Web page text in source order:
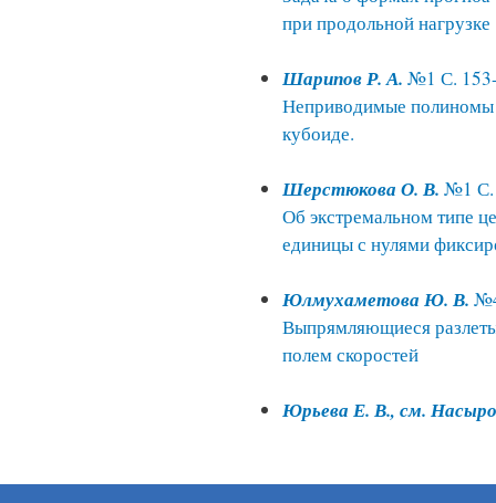
при продольной нагрузке
Шарипов Р. А. №1 С.
Неприводимые полиномы
кубоиде.
Шерстюкова О. В. №1 С.
Об экстремальном типе
единицы с нулями
Юлмухаметова Ю. В.
Выпрямляющиеся
полем скоростей
Юрьева Е. В., см.